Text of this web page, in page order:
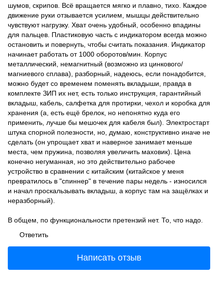
шумов, скрипов. Всё вращается мягко и плавно, тихо. Каждое
движение руки отзывается усилием, мышцы действительно
чувствуют нагрузку. Хват очень удобный, особенно впадины
для пальцев. Пластиковую часть с индикатором всегда можно
остановить и повернуть, чтобы считать показания. Индикатор
начинает работать от 1000 оборотов/мин. Корпус
металлический, немагнитный (возможно из цинкового/
магниевого сплава), разборный, надеюсь, если понадобится,
можно будет со временем поменять вкладыши, правда в
комплекте ЗИП их нет, есть только инструкция, гарантийный
вкладыш, кабель, салфетка для протирки, чехол и коробка для
хранения (а, есть ещё брелок, но непонятно куда его
применить, лучше бы мешочек для кабеля был). Электростарт
штука спорной полезности, но, думаю, конструктивно иначе не
сделать (он упрощает хват и наверное занимает меньше
места, чем пружина, позволяя увеличить маховик). Цена
конечно негуманная, но это действительно рабочее
устройство в сравнении с китайским (китайское у меня
превратилось в "спиннер" в течение пары недель - износился
и начал проскальзывать вкладыш, а корпус там на защёлках и
неразборный).
В общем, по функциональности претензий нет. То, что надо.
Ответить
Написать отзыв